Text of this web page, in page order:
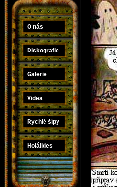
O nás
Diskografie
Galerie
Videa
Rychlé šípy
Holálides